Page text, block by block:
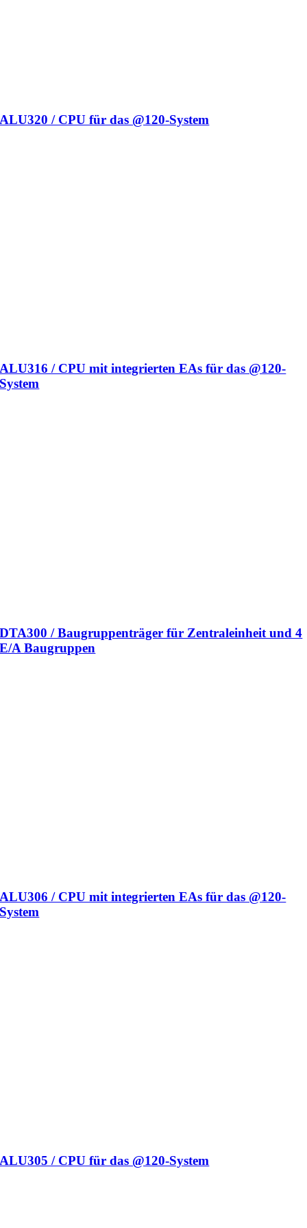
ALU320 / CPU für das @120-System
ALU316 / CPU mit integrierten EAs für das @120-
System
DTA300 / Baugruppenträger für Zentraleinheit und 4
E/A Baugruppen
ALU306 / CPU mit integrierten EAs für das @120-
System
ALU305 / CPU für das @120-System